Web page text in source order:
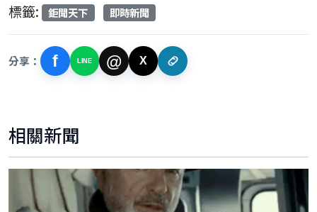
標籤: 鉅聞天下 即時新聞
分享： f LINE @ X
相關新聞